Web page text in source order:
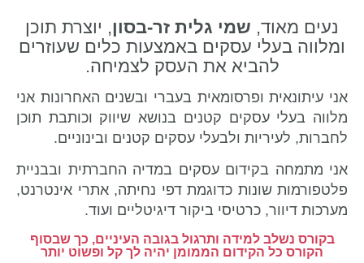
נעים מאוד, שמי גלית זר-בסון, יוצרת תוכן
ומלווה בעלי עסקים באמצעות כלים שעוזרים
להביא את העסק לצמיחה.
אני עיתונאית ופרסומאית בעברי ובשנים האחרונות אני
מלווה בעלי עסקים קטנים בנושא שיווק וכותבת תוכן
לחברות, לעיריות ולבעלי עסקים קטנים ובינוניים.
אני מתמחה בקידום עסקים במדיה החברתית ובבניית
פלטפורמות שונות כדוגמת דפי נחיתה, אתרי אינטרנט,
מערכות דיוור, כרטיסי ביקור דיגיטליים ועוד.
בקורס נשלב למידה ותרגול בגובה העיניים, כך שבסוף
הקורס כל הקידום הממומן יהיה לך קל ופשוט יותר